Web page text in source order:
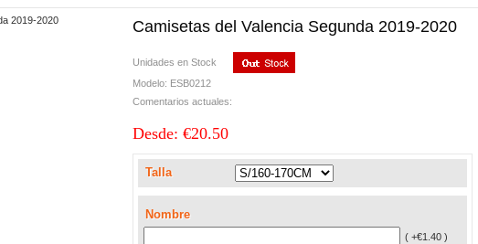
Camisetas del Valencia Segunda 2019-2020
Unidades en Stock
Modelo: ESB0212
Comentarios actuales:
Desde: €20.50
Talla
Nombre
( +€1.40 )